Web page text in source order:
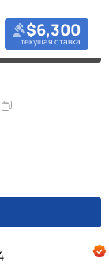
$6,300
текущая ставка